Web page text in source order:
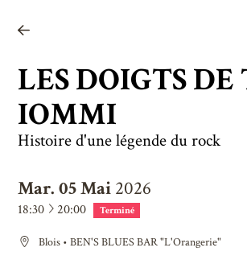
LES DOIGTS
IOMMI
Histoire d'une légende du rock
Mar. 05Mai 2026
18:30 à20:00 Terminé
Blois • BEN'S BLUES BAR "L'Orangerie"
Instagram
Linkedin
Twitter
Youtube